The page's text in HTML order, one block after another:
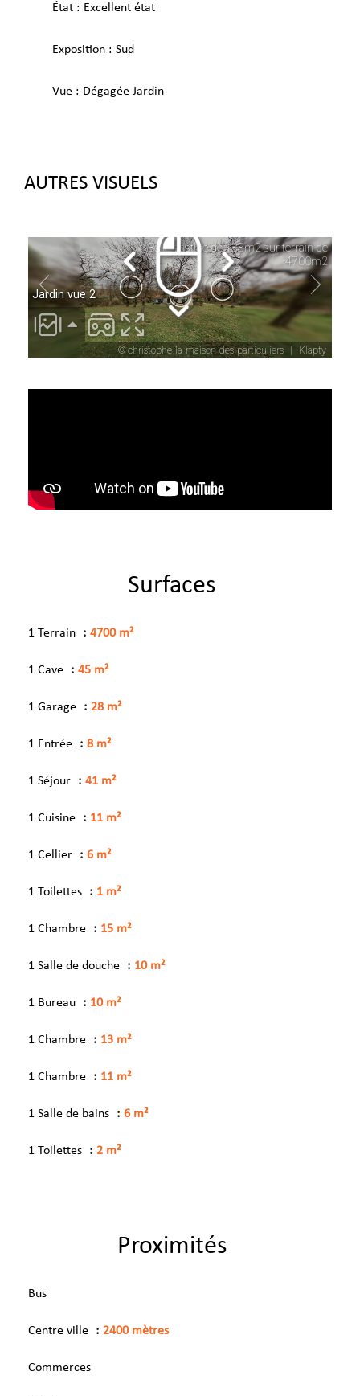
État Excellent état
Exposition Sud
Vue Dégagée Jardin
AUTRES VISUELS
Surfaces
1 Terrain 4700 m²
1 Cave 45 m²
1 Garage 28 m²
1 Entrée 8 m²
1 Séjour 41 m²
1 Cuisine 11 m²
1 Cellier 6 m²
1 Toilettes 1 m²
1 Chambre 15 m²
1 Salle de douche 10 m²
1 Bureau 10 m²
1 Chambre 13 m²
1 Chambre 11 m²
1 Salle de bains 6 m²
1 Toilettes 2 m²
Proximités
Bus
Centre ville 2400 mètres
Commerces